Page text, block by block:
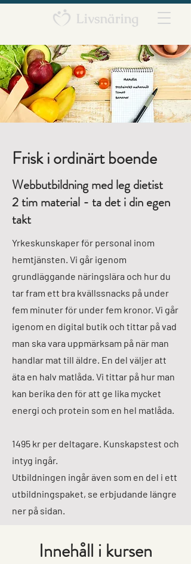
Frisk i ordinärt boende
Webbutbildning med leg dietist
2 tim material - ta det i din egen
takt
Yrkeskunskaper för personal inom
hemtjänsten. Vi går igenom
grundläggande näringslära och hur du
tar fram ett bra kvällssnacks på under
fem minuter för under fem kronor. Vi går
igenom en digital butik och tittar på vad
man ska vara uppmärksam på när man
handlar mat till äldre. En del väljer att
äta en halv matlåda. Vi tittar på hur man
kan berika den för att ge lika mycket
energi och protein som en hel matlåda.
1495 kr per deltagare. Kunskapstest och
intyg ingår.
Utbildningen ingår även som en del i ett
utbildningspaket, se erbjudande längre
ner på sidan.
Innehåll i kursen